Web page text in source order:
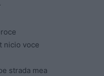
nicio voce
strada mea